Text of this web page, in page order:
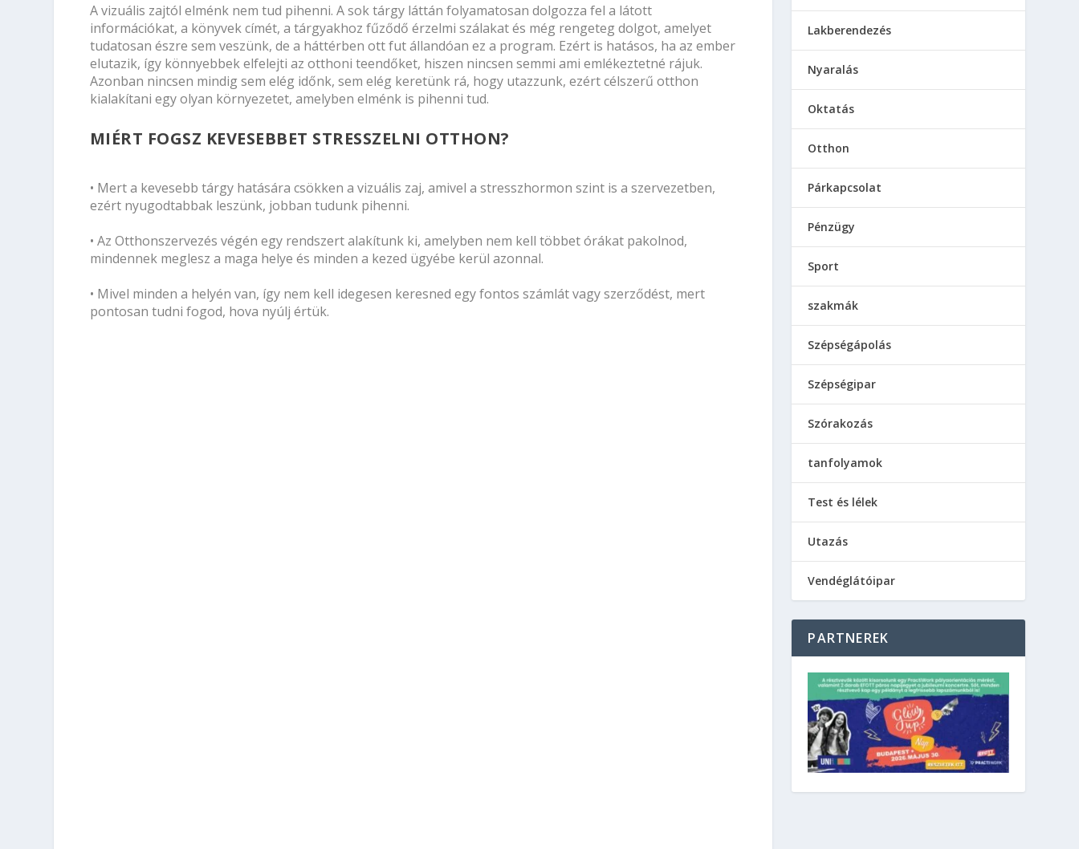
A vizuális zajtól elménk nem tud pihenni. A sok tárgy láttán folyamatosan dolgozza fel a látott
információkat, a könyvek címét, a tárgyakhoz fűződő érzelmi szálakat és még rengeteg dolgot, amelyet
tudatosan észre sem veszünk, de a háttérben ott fut állandóan ez a program. Ezért is hatásos, ha az ember
elutazik, így könnyebbek elfelejti az otthoni teendőket, hiszen nincsen semmi ami emlékeztetné rájuk.
Azonban nincsen mindig sem elég időnk, sem elég keretünk rá, hogy utazzunk, ezért célszerű otthon
kialakítani egy olyan környezetet, amelyben elménk is pihenni tud.
MIÉRT FOGSZ KEVESEBBET STRESSZELNI OTTHON?
• Mert a kevesebb tárgy hatására csökken a vizuális zaj, amivel a stresszhormon szint is a szervezetben,
ezért nyugodtabbak leszünk, jobban tudunk pihenni.
• Az Otthonszervezés végén egy rendszertalakítunk ki, amelyben nem kell többet órákat pakolnod,
mindennek meglesz a maga helye és minden a kezed ügyébe kerül azonnal.
• Mivel minden a helyén van, így nem kell idegesen keresned egy fontos számlát vagy szerződést, mert
pontosan tudni fogod, hova nyúlj értük.
Lakberendezés
Nyaralás
Oktatás
Otthon
Párkapcsolat
Pénzügy
Sport
szakmák
Szépségápolás
Szépségipar
Szórakozás
tanfolyamok
Test és lélek
Utazás
Vendéglátóipar
PARTNEREK